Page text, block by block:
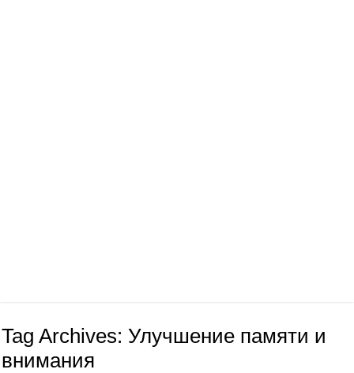
Tag Archives: Улучшение памяти и
внимания